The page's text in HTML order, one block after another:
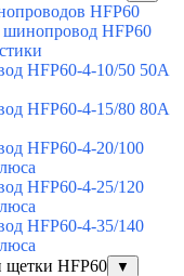
HFP60
HFP60
HFP60-4-10/50 50А
HFP60-4-15/80 80А
HFP60-4-20/100
HFP60-4-25/120
HFP60-4-35/140
щетки HFP60
▼